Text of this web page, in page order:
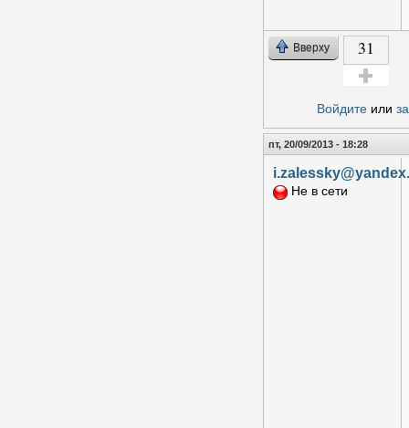
Вверху 31
Войдитеили
пт, 20/09/2013 - 18:28
Не в сети